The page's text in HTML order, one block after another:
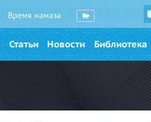
Время намаза
Статьи Новости Библиотека